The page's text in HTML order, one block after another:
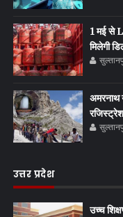
1 मई से
मिलेगी
उत्तर प्रदेश
उच्च